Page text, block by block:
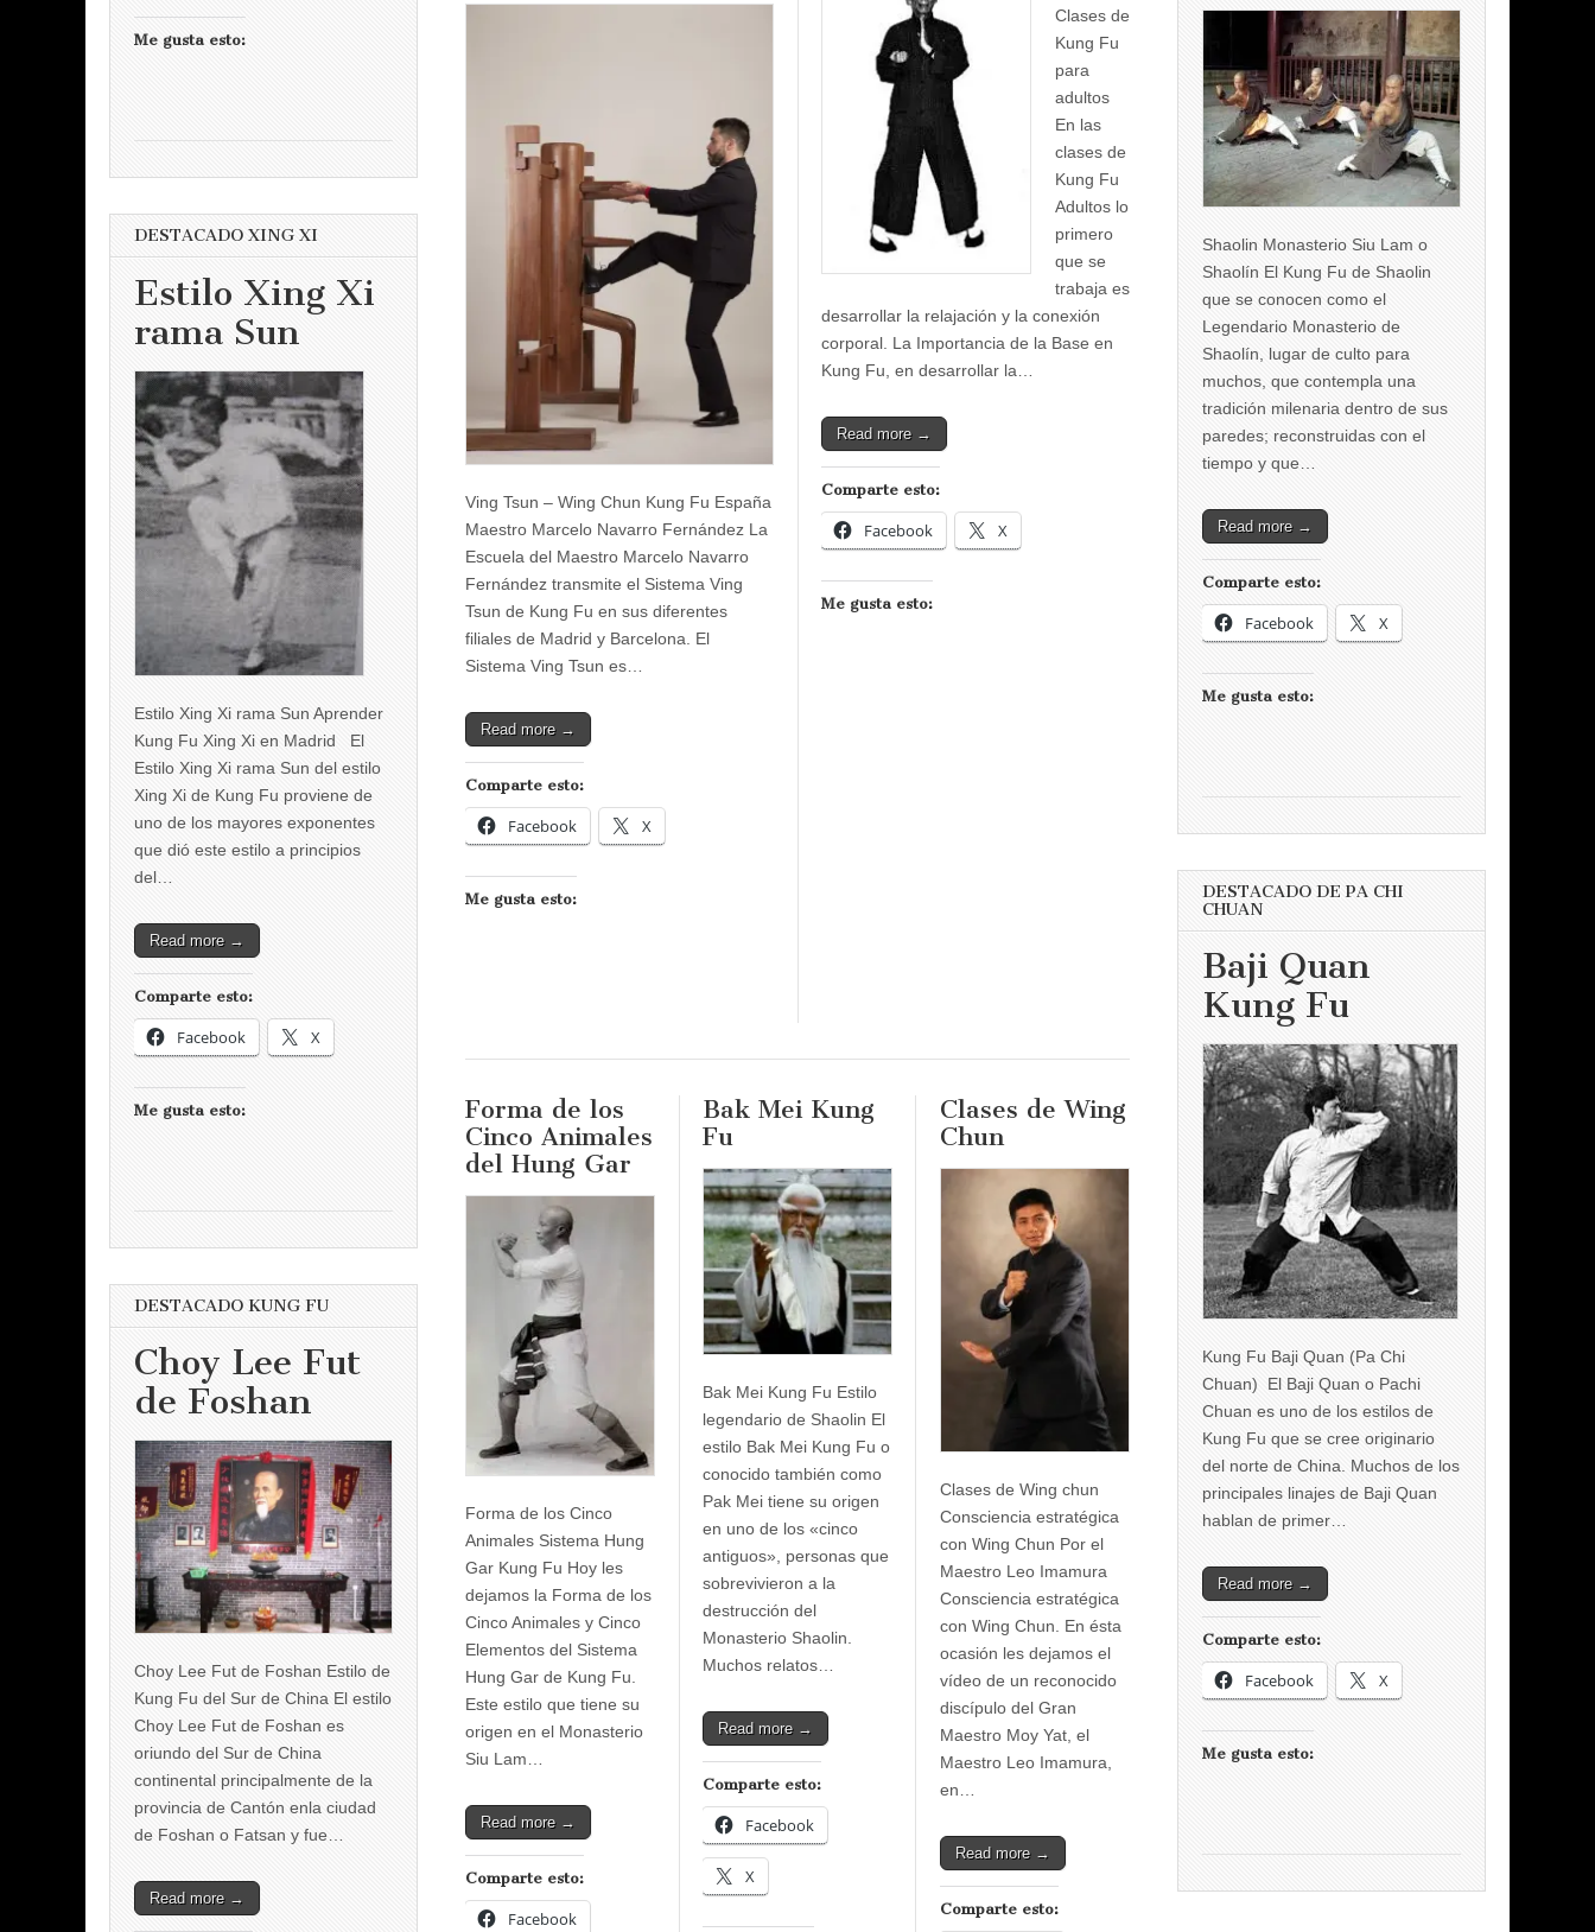
Ving Tsun – Wing Chun Kung Fu España
Maestro Marcelo Navarro Fernández La
Escuela del Maestro Marcelo Navarro
Fernández transmite el Sistema Ving
Tsun de Kung Fu en sus diferentes
filiales de Madrid y Barcelona. El
Sistema Ving Tsun es…
Read more →
Comparte esto:
Facebook X
Me gusta esto:
Clases de
Kung Fu
para
adultos
En las
clases de
Kung Fu
Adultos lo
primero
que se
trabaja es
desarrollar la relajación y la conexión
corporal. La Importancia de la Base en
Kung Fu, en desarrollar la…
Read more →
Comparte esto:
Facebook X
Me gusta esto:
Forma de los
Cinco Animales
del Hung Gar
Forma de los Cinco
Animales Sistema Hung
Gar Kung Fu Hoy les
dejamos la Forma de los
Cinco Animales y Cinco
Elementos del Sistema
Hung Gar de Kung Fu.
Este estilo que tiene su
origen en el Monasterio
Siu Lam…
Read more →
Comparte esto:
Facebook
Bak Mei Kung
Fu
Bak Mei Kung Fu Estilo
legendario de Shaolin El
estilo Bak Mei Kung Fu o
conocido también como
Pak Mei tiene su origen
en uno de los «cinco
antiguos», personas que
sobrevivieron a la
destrucción del
Monasterio Shaolin.
Muchos relatos…
Read more →
Comparte esto:
Facebook
X
Clases de Wing
Chun
Clases de Wing chun
Consciencia estratégica
con Wing Chun Por el
Maestro Leo Imamura
Consciencia estratégica
con Wing Chun. En ésta
ocasión les dejamos el
vídeo de un reconocido
discípulo del Gran
Maestro Moy Yat, el
Maestro Leo Imamura,
en…
Read more →
Comparte esto:
Me gusta esto:
DESTACADO XING XI
Estilo Xing Xi
rama Sun
Estilo Xing Xi rama Sun Aprender
Kung Fu Xing Xi en Madrid El
Estilo Xing Xi rama Sun del estilo
Xing Xi de Kung Fu proviene de
uno de los mayores exponentes
que dió este estilo a principios
del…
Read more →
Comparte esto:
Facebook X
Me gusta esto:
DESTACADO KUNG FU
Choy Lee Fut
de Foshan
Choy Lee Fut de Foshan Estilo de
Kung Fu del Sur de China El estilo
Choy Lee Fut de Foshan es
oriundo del Sur de China
continental principalmente de la
provincia de Cantón enla ciudad
de Foshan o Fatsan y fue…
Read more →
Shaolin Monasterio Siu Lam o
Shaolín El Kung Fu de Shaolin
que se conocen como el
Legendario Monasterio de
Shaolín, lugar de culto para
muchos, que contempla una
tradición milenaria dentro de sus
paredes; reconstruidas con el
tiempo y que…
Read more →
Comparte esto:
Facebook X
Me gusta esto:
DESTACADO DE PA CHI
CHUAN
Baji Quan
Kung Fu
Kung Fu Baji Quan (Pa Chi
Chuan) El Baji Quan o Pachi
Chuan es uno de los estilos de
Kung Fu que se cree originario
del norte de China. Muchos de los
principales linajes de Baji Quan
hablan de primer…
Read more →
Comparte esto:
Facebook X
Me gusta esto: